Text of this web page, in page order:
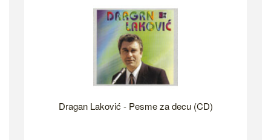
Dragan Laković - Pesme za decu (CD)